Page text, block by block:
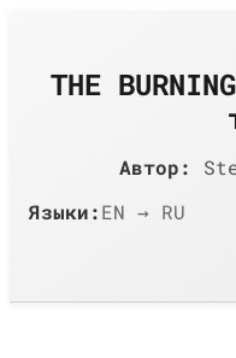
THE
Автор:
Языки:EN → RU